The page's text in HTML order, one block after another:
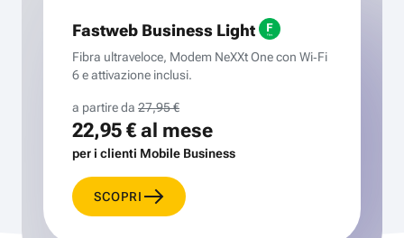
Fastweb Business Light
Fibra ultraveloce, Modem NeXXt One con Wi‑Fi
6 e attivazione inclusi.
a partire da 27,95 €
22,95 €al mese
per i clienti Mobile Business
SCOPRI